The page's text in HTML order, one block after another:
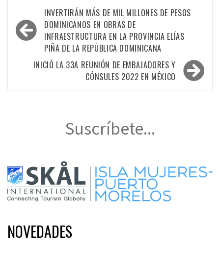
Navegación
de
entradas
INVERTIRÁN MÁS DE MIL MILLONES DE PESOS
DOMINICANOS EN OBRAS DE
INFRAESTRUCTURA EN LA PROVINCIA ELÍAS
PIÑA DE LA REPÚBLICA DOMINICANA
INICIÓ LA 33A REUNIÓN DE EMBAJADORES Y
CÓNSULES 2022 EN MÉXICO
Suscríbete...
NOVEDADES